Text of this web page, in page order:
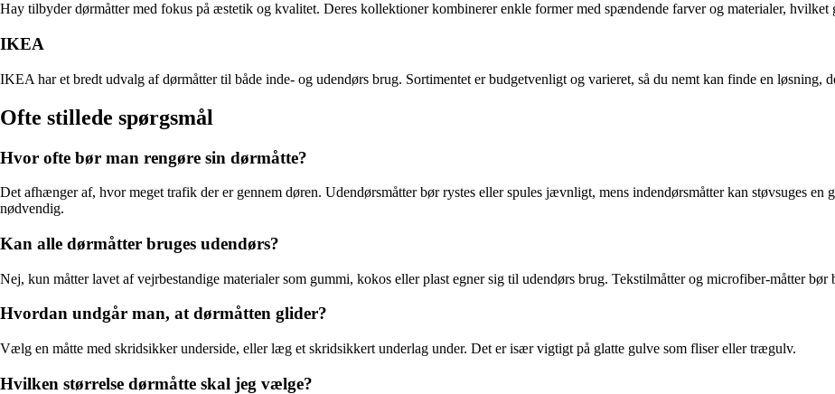
Hay tilbyder dørmåtter med fokus på æstetik og kvalitet. Deres kollektioner kombinerer enkle former med spændende farver og materialer, hvilket
IKEA
IKEA har et bredt udvalg af dørmåtter til både inde- og udendørs brug. Sortimentet er budgetvenligt og varieret, så du nemt kan finde en løsning,
Ofte stillede spørgsmål
Hvor ofte bør man rengøre sin dørmåtte?
Det afhænger af, hvor meget trafik der er gennem døren. Udendørsmåtter bør rystes eller spules jævnligt, mens indendørsmåtter kan støvsuges
nødvendig.
Kan alle dørmåtter bruges udendørs?
Nej, kun måtter lavet af vejrbestandige materialer som gummi, kokos eller plast egner sig til udendørs brug. Tekstilmåtter og microfiber-måtter bør
Hvordan undgår man, at dørmåtten glider?
Vælg en måtte med skridsikker underside, eller læg et skridsikkert underlag under. Det er især vigtigt på glatte gulve som fliser eller trægulv.
Hvilken størrelse dørmåtte skal jeg vælge?